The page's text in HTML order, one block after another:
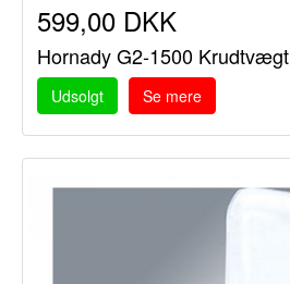
599,00 DKK
Hornady G2-1500 Krudtvægt
Udsolgt Se mere